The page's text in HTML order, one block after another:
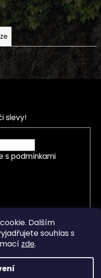
Dalším
souhlas s
zde.
slevy!
s podmínkami